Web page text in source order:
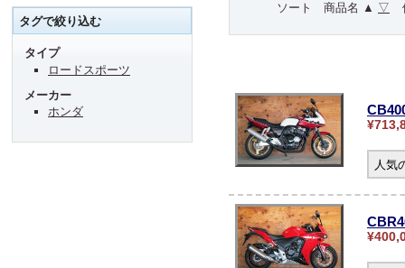
ソート
商品名 ▲ ▽
人気
タグで絞り込む
タイプ
ロードスポーツ
メーカー
ホンダ